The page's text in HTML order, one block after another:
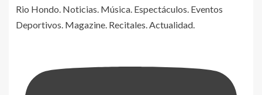
Rio Hondo. Noticias. Música. Espectáculos. Eventos
Deportivos. Magazine. Recitales. Actualidad.